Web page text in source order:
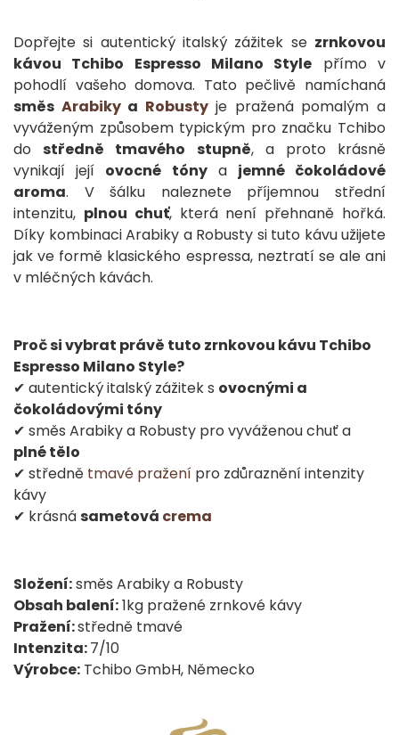
Dopřejte si autentický italský zážitek se zrnkovou
kávou Tchibo Espresso Milano Style přímo v
pohodlí vašeho domova. Tato pečlivě namíchaná
směs Arabikya Robustyje pražená pomalým a
vyváženým způsobem typickým pro značku Tchibo
dostředně tmavého stupně, a proto krásně
vynikají její ovocné tónya jemné čokoládové
aroma. V šálku naleznete příjemnou střední
intenzitu, plnou chuť, která není přehnaně hořká.
Díky kombinaci Arabiky a Robusty si tuto kávu užijete
jak ve formě klasického espressa, neztratí se ale ani
v mléčných kávách.
Proč si vybrat právě tuto zrnkovou kávu Tchibo
Espresso Milano Style?
✔ autentický italský zážitek s ovocnými a
čokoládovými tóny
✔ směs Arabiky a Robusty pro vyváženou chuť a
plné tělo
✔ středně tmavé pražení pro zdůraznění intenzity
kávy
✔ krásnásametová crema
Složení:směs Arabiky a Robusty
Obsah balení:1kg pražené zrnkové kávy
Pražení:středně tmavé
Intenzita:7/10
Výrobce: Tchibo GmbH, Německo